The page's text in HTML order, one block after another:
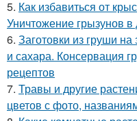
5. Как избавиться от
Уничтожение грызунов
6. Заготовки из груши
и сахара. Консервация
рецептов
7. Травы и другие
цветов с фото,